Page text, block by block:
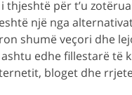
thjeshtë për t’u
një nga
shumë veçori dhe
edhe fillestarë të
bloget dhe